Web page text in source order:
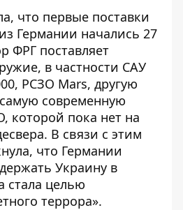
что первые поставки
Германии начались 27
ФРГ поставляет
в частности САУ
РСЗО Mars, другую
современную
которой пока нет на
В связи с этим
что Германии
Украину в
стала целью
террора».